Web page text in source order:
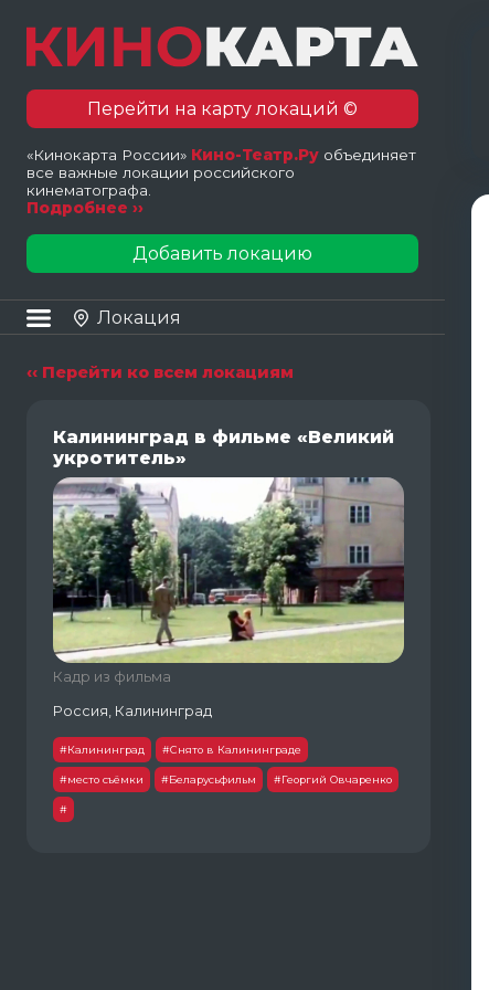
Перейти на карту локаций ©
«Кинокарта России» Кино-Театр.Ру объединяет
все важные локации российского
кинематографа.
Подробнее ››
Добавить локацию
Локация
‹‹ Перейти ко всем локациям
Калининград в фильме «Великий
укротитель»
Кадр из фильма
Россия, Калининград
#Калининград #Снято в Калининграде
#место съёмки #Беларусьфильм #Георгий Овчаренко
#